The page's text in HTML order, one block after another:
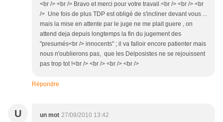
<br /> <br /> Bravo et merci pour votre travail.<br /> <br /> <br
/> Une fois de plus TDP est obligé de s'incliner devant vous ...
mais la mise en attente par le juge ne me plait guere , on
attend deja depuis longtemps la fin du jugement des
"presumés<br /> innocents" ; il va falloir encore patienter mais
nous n'oublierons pas, que les Delposistes ne se rejouissent
pas trop tot !<br /> <br /> <br /> <br />
Répondre
U un mot 27/08/2010 13:42